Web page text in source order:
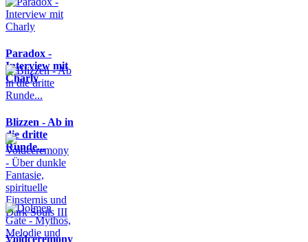
Paradox -
Interview mit
Charly
Blizzen - Ab in
die dritte
Runde...
Voidceremony